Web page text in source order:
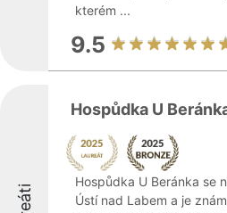
kterém ...
9.5
Hospůdka U
Hospůdka U Beránka se
Ústí nad Labem a je